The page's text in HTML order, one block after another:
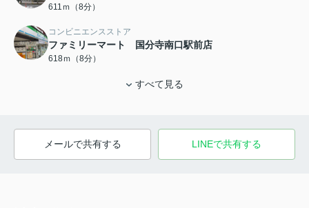
611ｍ（8分）
コンビニエンスストア
ファミリーマート 国分寺南口駅前店
618ｍ（8分）
すべて見る
メールで共有する LINEで共有する